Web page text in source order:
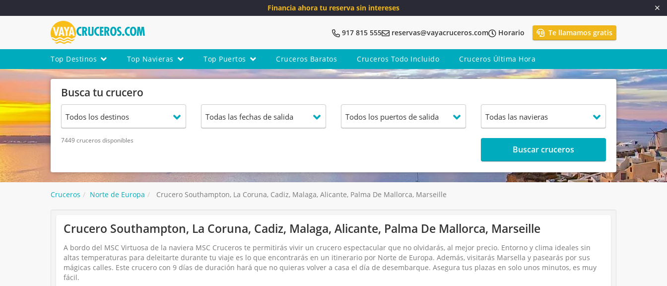
Financia ahora tu reserva sin intereses
917 815 555 reservas@vayacruceros.com Horario Te llamamos gratis
Top Destinos Top Navieras Top Puertos Cruceros Baratos Cruceros Todo Incluido Cruceros Última Hora
Busca tu crucero
7449 cruceros disponibles
Buscar cruceros
Cruceros Norte de Europa Crucero Southampton, La Coruna, Cadiz, Malaga, Alicante, Palma De Mallorca, Marseille
Crucero Southampton, La Coruna, Cadiz, Malaga, Alicante, Palma De Mallorca, Marseille
A bordo del MSC Virtuosa de la naviera MSC Cruceros te permitirás vivir un crucero espectacular que no olvidarás, al mejor precio. Entorno y clima ideales sin
altas temperaturas para deleitarte durante tu viaje es lo que encontrarás en un itinerario por Norte de Europa. Además, visitarás Marsella y pasearás por sus
mágicas calles. Este crucero con 9 días de duración hará que no quieras volver a casa el día de desembarque. Asegura tus plazas en solo unos minutos, es muy
fácil.